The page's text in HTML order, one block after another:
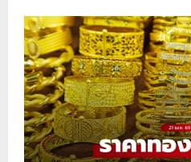
แนว
โน้ม
ราคา
ทองคำ
วัน
นี้
ลุ้น
ทดสอบ
แนว
ต้าน
4,730
ดอลลาร์